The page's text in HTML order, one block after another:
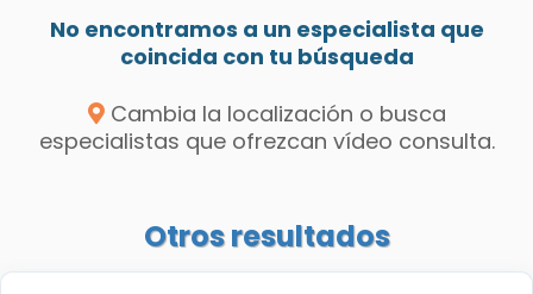
No encontramos a un especialista que
coincida con tu búsqueda
Cambia la localización o busca
especialistas que ofrezcan vídeo consulta.
Otros resultados